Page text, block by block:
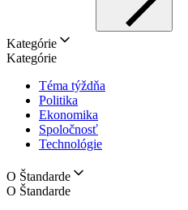
Kategórie
Kategórie
Téma týždňa
Politika
Ekonomika
Spoločnosť
Technológie
O Štandarde
O Štandarde